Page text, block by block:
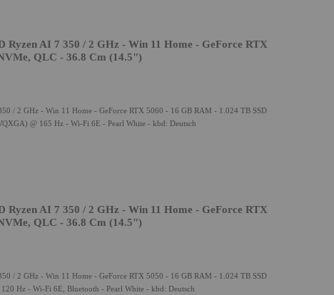
AI 7 350 / 2 GHz - Win 11 Home - GeForce RTX
QLC - 36.8 Cm (14.5")
/ 2 GHz - Win 11 Home - GeForce RTX 5060 - 16 GB RAM - 1.024 TB SSD
@ 165 Hz - Wi-Fi 6E - Pearl White - kbd: Deutsch
AI 7 350 / 2 GHz - Win 11 Home - GeForce RTX
QLC - 36.8 Cm (14.5")
/ 2 GHz - Win 11 Home - GeForce RTX 5050 - 16 GB RAM - 1.024 TB SSD
Hz - Wi-Fi 6E, Bluetooth - Pearl White - kbd: Deutsch